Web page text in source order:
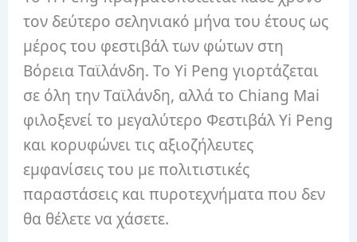
τον δεύτερο σεληνιακό μήνα του έτους ως
μέρος του φεστιβάλ των φώτων στη
Βόρεια Ταϊλάνδη.Το Yi Peng γιορτάζεται
σε όλη την Ταϊλάνδη, αλλά το Chiang Mai
φιλοξενεί το μεγαλύτερο Φεστιβάλ Yi Peng
και κορυφώνει τις αξιοζήλευτες
εμφανίσεις του με πολιτιστικές
παραστάσεις και πυροτεχνήματα που δεν
θα θέλετε να χάσετε.